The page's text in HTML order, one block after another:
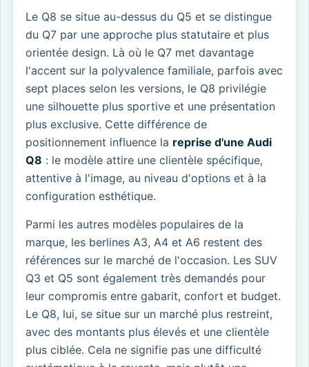
Le Q8 se situe au-dessus du Q5 et se distingue
du Q7 par une approche plus statutaire et plus
orientée design. Là où le Q7 met davantage
l'accent sur la polyvalence familiale, parfois avec
sept places selon les versions, le Q8 privilégie
une silhouette plus sportive et une présentation
plus exclusive. Cette différence de
positionnement influence la reprise d'une Audi
Q8 : le modèle attire une clientèle spécifique,
attentive à l'image, au niveau d'options et à la
configuration esthétique.
Parmi les autres modèles populaires de la
marque, les berlines A3, A4 et A6 restent des
références sur le marché de l'occasion. Les SUV
Q3 et Q5 sont également très demandés pour
leur compromis entre gabarit, confort et budget.
Le Q8, lui, se situe sur un marché plus restreint,
avec des montants plus élevés et une clientèle
plus ciblée. Cela ne signifie pas une difficulté